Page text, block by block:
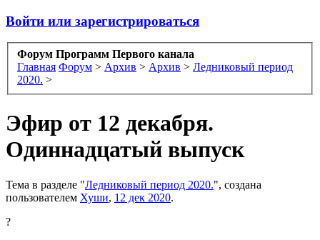
Войти или зарегистрироваться
Форум Программ Первого канала
Главная Форум > Архив > Архив > Ледниковый период
2020. >
Эфир от 12 декабря.
Одиннадцатый выпуск
Тема в разделе "Ледниковый период 2020.", создана
пользователем Хуши, 12 дек 2020.
?